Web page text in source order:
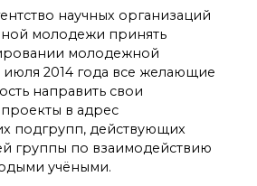
научных организаций
молодежи принять
молодежной
2014 года все желающие
направить свои
в адрес
подгрупп, действующих
группы по взаимодействию
учёными.